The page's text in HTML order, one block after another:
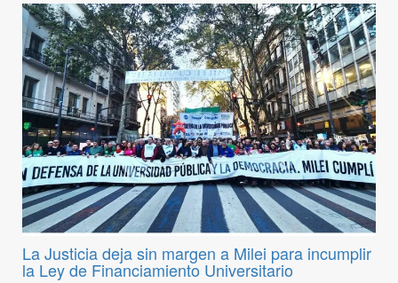
La Justicia deja sin margen a Milei para incumplir
la Ley de Financiamiento Universitario